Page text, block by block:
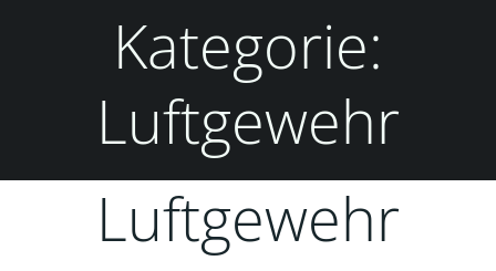
Kategorie:
Luftgewehr
Luftgewehr